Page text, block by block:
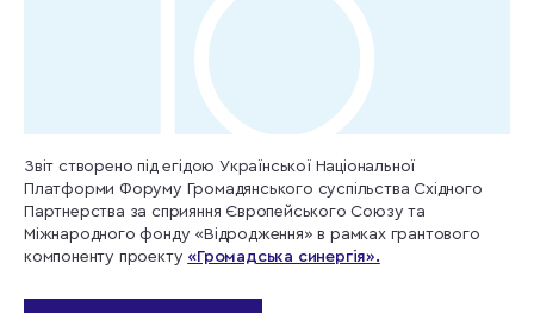
Звіт створено під егідою Української Національної
Платформи Форуму Громадянського суспільства Східного
Партнерства за сприяння Європейського Союзу та
Міжнародного фонду «Відродження» в рамках грантового
компоненту проекту «Громадська синергія».